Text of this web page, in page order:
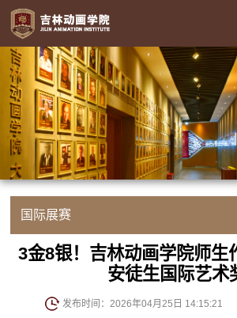
国际展赛
3金8银！吉林动画学院师生
安徒生国际艺术
发布时间：2026年04月25日 14:15:21